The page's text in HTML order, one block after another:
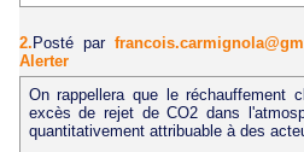
2. Posté par
Alerter
On rappellera que le réchauffement
excès de rejet de CO2 dans
quantitativement attribuable à des